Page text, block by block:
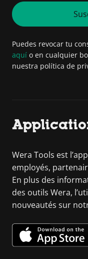
Puedes revocar tu
aquí o en cualquier
nuestra política de
Wera Tools est
employés,
En plus des
des outils Wera,
nouveautés sur